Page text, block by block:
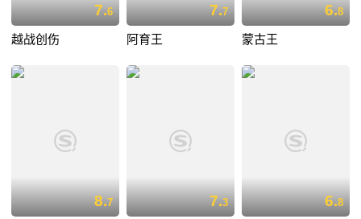
7.6
越战创伤
7.7
阿育王
6.8
蒙古王
8.7 7.3 6.8